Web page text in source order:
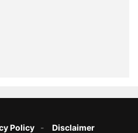
Policy Disclaimer